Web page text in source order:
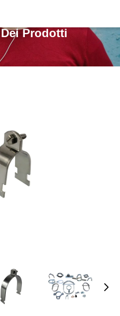
Prodotti